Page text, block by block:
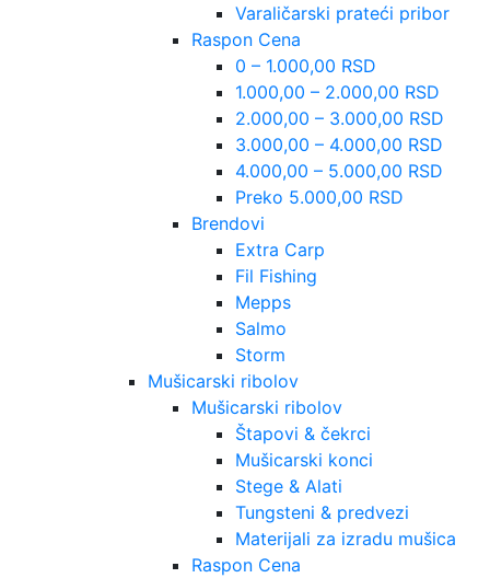
Varaličarski prateći pribor
Raspon Cena
0 – 1.000,00 RSD
1.000,00 – 2.000,00 RSD
2.000,00 – 3.000,00 RSD
3.000,00 – 4.000,00 RSD
4.000,00 – 5.000,00 RSD
Preko 5.000,00 RSD
Brendovi
Extra Carp
Fil Fishing
Mepps
Salmo
Storm
Mušicarski ribolov
Mušicarski ribolov
Štapovi & čekrci
Mušicarski konci
Stege & Alati
Tungsteni & predvezi
Materijali za izradu mušica
Raspon Cena